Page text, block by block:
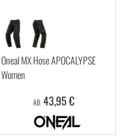
Oneal MX Hose APOCALYPSE
Women
AB 43,95 €